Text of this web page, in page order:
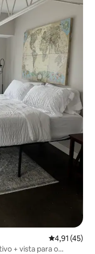
4,91 de uma
4,91 (45)
+ vista para o